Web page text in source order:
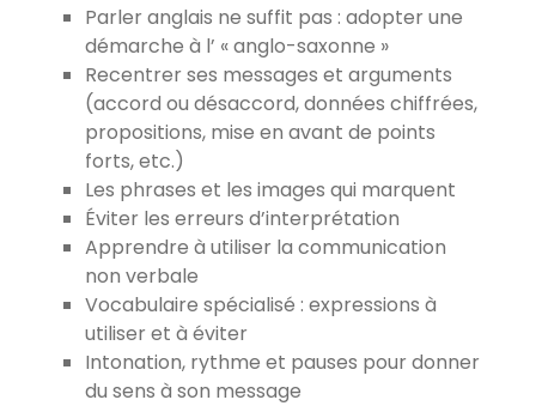
Parler anglais ne suffit pas : adopter une
démarche à l’ « anglo-saxonne »
Recentrer ses messages et arguments
(accord ou désaccord, données chiffrées,
propositions, mise en avant de points
forts, etc.)
Les phrases et les images qui marquent
Éviter les erreurs d’interprétation
Apprendre à utiliser la communication
non verbale
Vocabulaire spécialisé : expressions à
utiliser et à éviter
Intonation, rythme et pauses pour donner
du sens à son message